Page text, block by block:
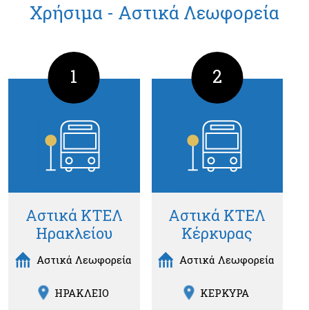
Χρήσιμα - Αστικά Λεωφορεία
1
Αστικά ΚΤΕΛ
Ηρακλείου
Αστικά Λεωφορεία
ΗΡΑΚΛΕΙΟ
2
Αστικά ΚΤΕΛ
Κέρκυρας
Αστικά Λεωφορεία
ΚΕΡΚΥΡΑ